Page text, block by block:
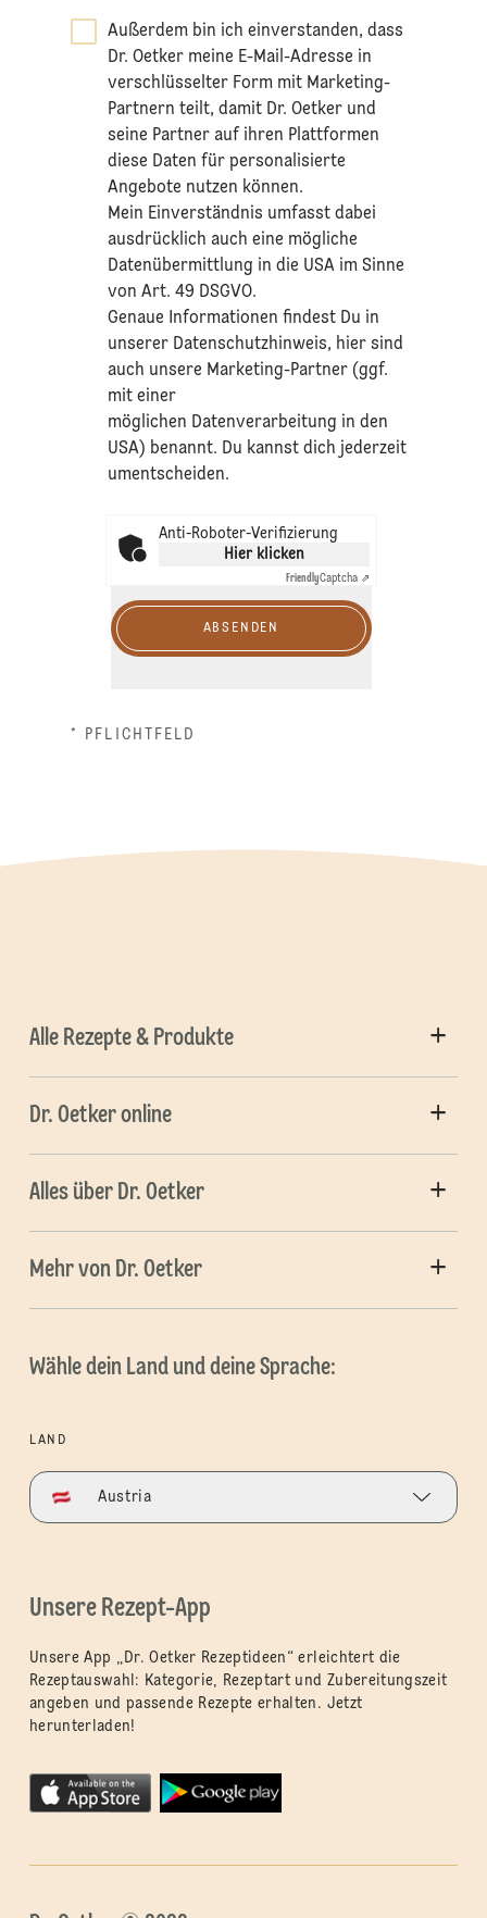
Außerdem bin ich einverstanden, dass
Dr. Oetker meine E-Mail-Adresse in
verschlüsselter Form mit Marketing-
Partnern teilt, damit Dr. Oetker und
seine Partner auf ihren Plattformen
diese Daten für personalisierte
Angebote nutzen können.
Mein Einverständnis umfasst dabei
ausdrücklich auch eine mögliche
Datenübermittlung in die USA im Sinne
von Art. 49 DSGVO.​
​Genaue Informationen findest Du in
unserer Datenschutzhinweis, hier sind
auch unsere Marketing-Partner (ggf.
mit einer
möglichen Datenverarbeitung in den
USA) benannt. Du kannst dich jederzeit
umentscheiden.
Anti-Roboter-Verifizierung
Hier klicken
FriendlyCaptcha ⇗
ABSENDEN
* PFLICHTFELD
Alle Rezepte & Produkte
Dr. Oetker online
Alles über Dr. Oetker
Mehr von Dr. Oetker
Wähle dein Land und deine Sprache:
LAND
Austria
Unsere Rezept-App
Unsere App „Dr. Oetker Rezeptideen“ erleichtert die
Rezeptauswahl: Kategorie, Rezeptart und Zubereitungszeit
angeben und passende Rezepte erhalten. Jetzt
herunterladen!